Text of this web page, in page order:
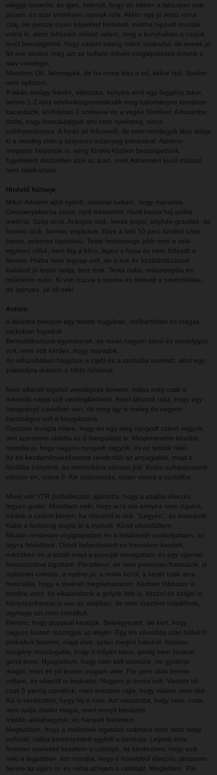
eléggé ismerős, és igen, kiderült, hogy én ebben a lakásban már
jártam, és szar emlékeim vannak róla. Akkor egy jó testű roma
csaj, aki persze olyan képekkel hirdetett, mintha hipóval mosták
volna ki, atom lehúzást művelt velem, meg a konyhában a csajok
arról beszélgettek, hogy valami bitang mikor szabadul, de ennek jó
fél éve amikor még azt se tudtam milyen meglepetések érhetik a
naiv vendéget.
Mondom OK, felmegyek, de ha roma lesz a nő, akkor tipli. Spoiler:
nem tipliztem.
A lakás amúgy frankó, előszoba, konyha amit egy függöny takar,
benne 1-2 lány telefonközpontoskodik meg tudományos témákon
kacarászik, körfolyosó 3 szobával és a végén fürdővel. A baszoba
tiszta, nagy franciaággyal ami nem nyekereg, nincs
széthancúrozva. A fürdő jól felszerelt, de nem mindegyik lány dobja
ki a vendég után a szájvizes műanyag poharakat. Adrienn
megtette helyettük is, amíg fürdés közben beszélgettünk.
Egyébként diszkréten űzik az ipart, mert Adriennen kívül mással
nem találkoztam.
Hirdető külseje
Mikor Adrienn ajtót nyitott, azonnal tudtam, hogy maradok.
Gesztenyebarna szem, nyílt tekintettel, rövid barna haj szőke
melírral. Szép arcú. Arányos alak, kerek popsi, enyhén gravitált, de
formás cicik, formás virgácsok. Bőre a heti 10 perc szolitól szép
barna, selymes tapintású. Teste feszessége jobb mint a vele
egykorú nőké, nem lóg a bőre, lapos a hasa és nem löttyedt a
feneke. Hiába nem tegnap volt, de a sok év kézilabdázással
kialakult jó testét tartja, tesz érte. Tetkó nuku, műszempilla és
műköröm nuku. Ki van húzva a szeme és tetovált a szemöldöke,
de igényes, jól áll neki.
Action
A lakásba belépve egy fekete bugyiban, melltartóban és magas
sarkúban fogadott.
Bemutatkoztunk egymásnak, és mivel nagyon szexi és mosolygós
volt, nem volt kérdés, hogy maradok.
Az előszobában hagytam a cipőt és a szobába vezetett, ahol egy
zsámolyra dobtam a többi ruhámat.
Nem sikerült legelső vendégnek lennem, hiába még csak a
második napja volt vendéglátóként. Azért látszott rajta, hogy egy
hangyányit zavarban van, de még így is meleg és nagyon
barátságos volt a kisugárzása.
Gyorsan levágta rólam, hogy én egy elég nyugodt csávó vagyok,
ami szerintem oldotta az ő hangulatát is. Mindenesetre később
mondta is, hogy nagyon nyugodt vagyok, és ez tetszik neki.
Az én kezdeményezésemre rendeztük az anyagiakat, majd a
fürdőbe irányított, és nemsokára utánam jött. Külön zuhanyoztunk,
először én, utána ő. Kis szájvizezés, aztán vissza a szobába.
Mivel volt VTR próbálkozás, ajánlotta, hogy a szájba élvezés
legyen gratis. Mondtam neki, hogy arra ma annyira nem izgulok,
inkább a csókot kérem, ha részéről is oké. "Legyen", és lesmárolt.
Kábé a torkomig dugta át a nyelvét. Kicsit elszédültem.
Miután rendesen végigtapiztam és a felsőtestét csókolgattam, az
ágyra feküdtünk. Oldalt helyezkedett és franciázni kezdett,
miközben én a testét majd a punciját simogattam és egy ujjamat
becsúsztatva izgattam. Páratlanul, de nem pornósan franciázik; jó
nyálasan csinálja, a nyelve jár a makk körül, a kezét csak arra
használja, hogy a tövénél megtámasszon. Közben többször is
torokra vesz, és elkalandozik a golyók felé is, kézzel és szájjal is.
Kényszerfrancia is van az alapban, de nem éreztem odaillőnek,
úgyhogy azt nem csináltuk.
Kértem, hogy popsival kezdjük. Beleegyezett, de kért, hogy
nagyon lassan mozogjak az elején. Egy kis síkosítás után hátulról
próbáltuk betenni, majd ülve, aztán megint hátulról. Közben
szegény mondogatta, hogy ő milyen béna, pedig nem szokott
gond lenni. Nyugtattam, hogy nem kell sietnünk, ne gyötörje
magát, mert én jól érzem magam vele. Pár perc után benne
voltam, és sikerült is bejáratni. Nagyon jó érzés volt. Viszont kb
csak 5 percig csináltuk, mert éreztem rajta, hogy valami nem oké.
Rá is kérdeztem, hogy fáj-e neki. Azt válaszolta, hogy nem, csak
nem tudja átadni magát, mert ennyit bénázott.
Inkább abbahagytuk, és hanyatt fektettem.
Megtudtam, hogy a melleinek izgatása számára nem okoz nagy
eufóriát, hiába keményedett egyből a bimbója. Lejjebb érve
finoman nyelvelni kezdtem a csiklóját, és kérdeztem, hogy esik
neki a legjobban. Azt mondta, hogy ő hüvelyből élvezős, járassam
benne az ujjam is, és néha szívjam a csiklóját. Megtettem. Pár